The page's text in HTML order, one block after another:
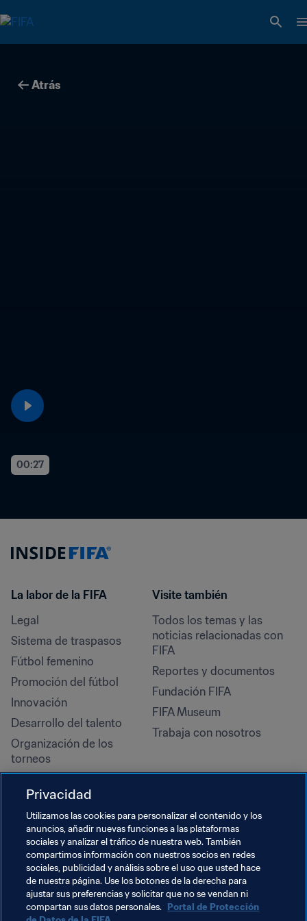
Atrás
00:27
La labor de la FIFA
Legal
Sistema de traspasos
Fútbol femenino
Promoción del fútbol
Innovación
Desarrollo del talento
Organización de los
torneos
Derechos humanos y lucha
contra la discriminación
Salud y atención médica
Iniciativas educativas
Visite también
Todos los temas y las
noticias relacionadas con
FIFA
Reportes y documentos
Fundación FIFA
FIFA Museum
Trabaja con nosotros
Privacidad
Utilizamos las cookies para personalizar el contenido y los
anuncios, añadir nuevas funciones a las plataformas
sociales y analizar el tráfico de nuestra web. También
compartimos información con nuestros socios en redes
sociales, publicidad y análisis sobre el uso que usted hace
de nuestra página. Use los botones de la derecha para
ajustar sus preferencias y solicitar que no se vendan ni
compartan sus datos personales. Portal de Protección